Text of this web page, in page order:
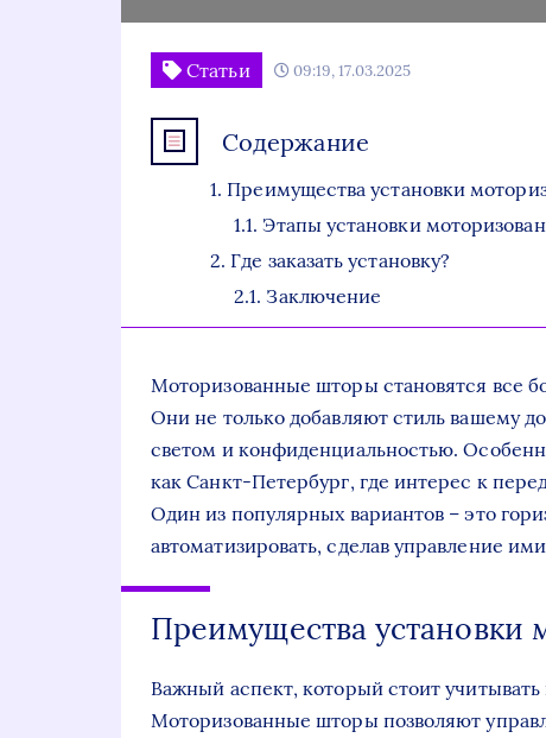
Статьи 09:19, 17.03.2025
Содержание
Преимущества установки
Этапы установки
Где заказать установку?
Заключение
Моторизованные шторы становятся все
Они не только добавляют стиль вашему
светом и конфиденциальностью.
как Санкт-Петербург, где интерес к
Один из популярных вариантов – это
автоматизировать, сделав управление
Преимущества установки
Важный аспект, который стоит
Моторизованные шторы позволяют